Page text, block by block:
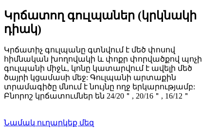
Կրճատող գուլպաներ (կրկնակի
դիակ)
Կրճատիչ գուլպանը գտնվում է մեծ փոսով
հիմնական խողովակի և փոքր փորվածքով պոչի
գուլպանի միջև, կոնը կատարվում է ավելի մեծ
ծայրի կցամասի մեջ: Գուլպանի արտաքին
տրամագիծը մնում է նույնը ողջ երկարությամբ:
Բնորոշ կրճատումներ են 24/20＂, 20/16＂, 16/12＂
Նամակ ուղարկեք մեզ